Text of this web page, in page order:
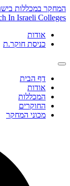
Skip
to
המחקר במכללות
In Israeli Colleges
אודות
כניסת חוקר.ת
דף הבית
אודות
המכללות
החוקרים
מכוני המחקר